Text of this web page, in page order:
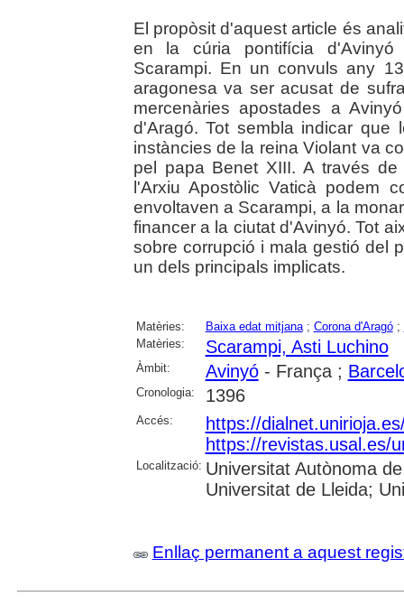
El propòsit d'aquest article és
en la cúria pontifícia
Scarampi. En un convuls any
aragonesa va ser acusat de
mercenàries apostades a
d'Aragó. Tot sembla indicar que
instàncies de la reina Violant va
pel papa Benet XIII. A través
l'Arxiu Apostòlic Vaticà podem
envoltaven a Scarampi, a la
financer a la ciutat d'Avinyó. Tot
sobre corrupció i mala gestió del
un dels principals implicats.
Matèries: Baixa edat mitjana; Corona d'Aragó;
Matèries:
Scarampi, Asti Luchino
Àmbit: Avinyó- França ;
Cronologia: 1396
Accés:
https://
https://revistas.usal.es/
Localització: Universitat Autònoma
Universitat de Lleida;
Enllaç permanent a aquest